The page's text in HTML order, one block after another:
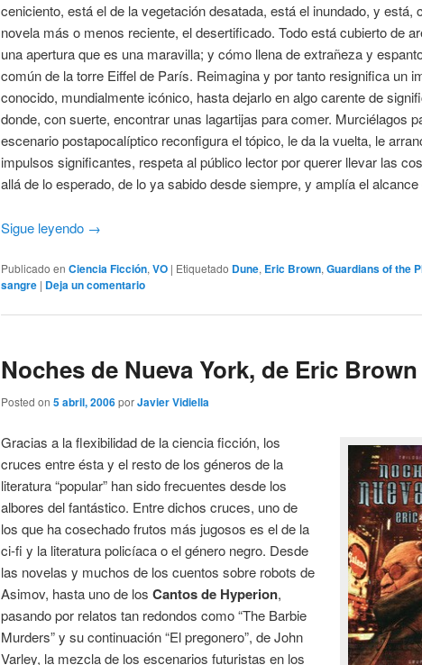
ceniciento, está el de la vegetación desatada, está el inundado, y está,
novela más o menos reciente, el desertificado. Todo está cubierto de
una apertura que es una maravilla; y cómo llena de extrañeza y
común de la torre Eiffel de París. Reimagina y por tanto resignifica un
conocido, mundialmente icónico, hasta dejarlo en algo carente de
donde, con suerte, encontrar unas lagartijas para comer. Murciélagos
escenario postapocalíptico reconfigura el tópico, le da la vuelta, le
impulsos significantes, respeta al público lector por querer llevar las
allá de lo esperado, de lo ya sabido desde siempre, y amplía el alcance
Sigue leyendo →
Publicado en Ciencia Ficción, VO | Etiquetado Dune, Eric Brown, Guardians of the
sangre | Deja un comentario
Noches de Nueva York, de Eric Brown
Posted on 5 abril, 2006porJavier Vidiella
Gracias a la flexibilidad de la ciencia ficción, los
cruces entre ésta y el resto de los géneros de la
literatura “popular” han sido frecuentes desde los
albores del fantástico. Entre dichos cruces, uno de
los que ha cosechado frutos más jugosos es el de la
ci-fi y la literatura policíaca o el género negro. Desde
las novelas y muchos de los cuentos sobre robots de
Asimov, hasta uno de los Cantos de Hyperion,
pasando por relatos tan redondos como “The Barbie
Murders” y su continuación “El pregonero”, de John
Varley, la mezcla de los escenarios futuristas en los